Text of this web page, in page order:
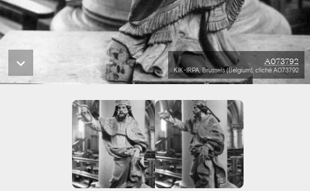
A073792
KIK-IRPA, Brussels (Belgium), cliché A073792